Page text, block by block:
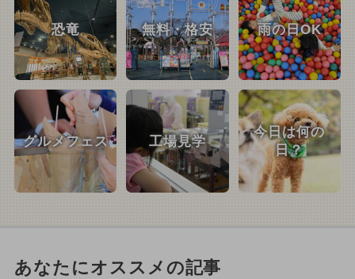
恐竜 無料・格安 雨の日OK
グルメフェス 工場見学
今日は何の
日？
あなたにオススメの記事